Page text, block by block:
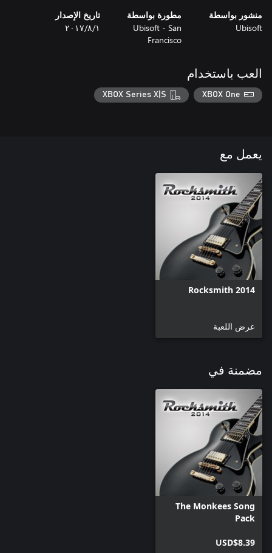
منشور بواسطة
Ubisoft
مطورة بواسطة
Ubisoft - San
Francisco
تاريخ الإصدار
١‏/٨‏/٢٠١٧
العب باستخدام
XBOX One
XBOX Series X|S
يعمل مع
Rocksmith 2014
عرض اللعبة
مضمنة في
The Monkees Song
Pack
USD$8.39